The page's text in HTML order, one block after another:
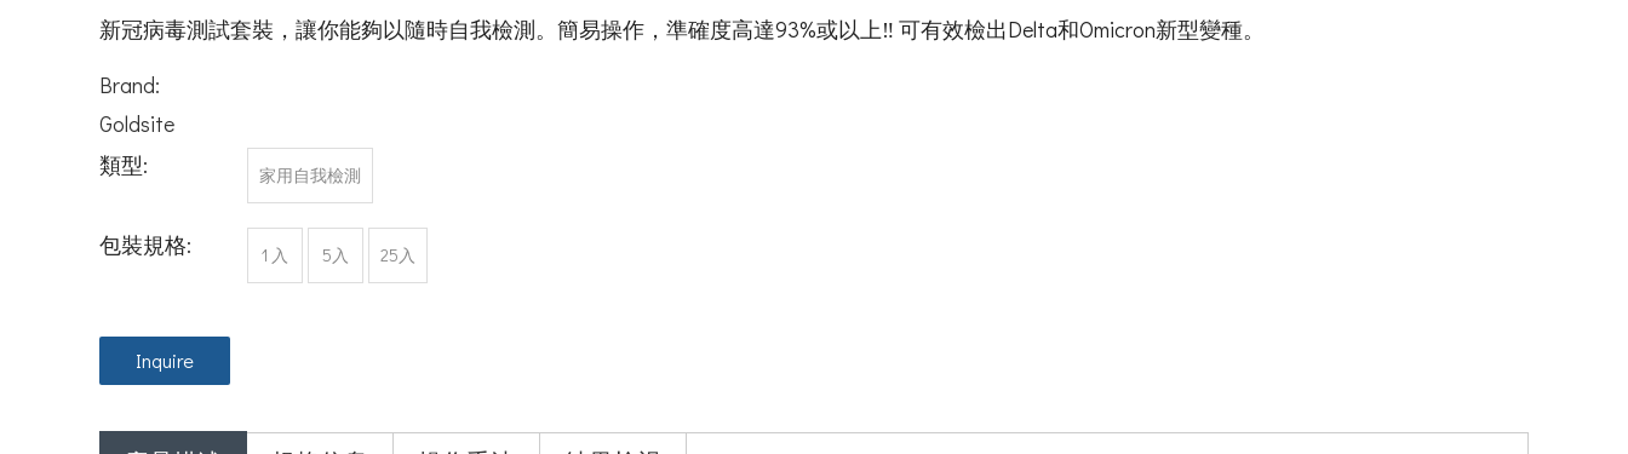
新冠病毒測試套裝，讓你能夠以隨時自我檢測。簡易操作，準確度高達93%或以上‼️ 可有效檢出Delta和Omicron新型變種。
Brand:
Goldsite
類型:
家用自我檢測
包裝規格: 1 入 5入 25入
Inquire